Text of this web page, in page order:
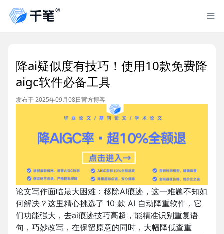
降ai疑似度有技巧！使用10款免费降
aigc软件必备工具
发布于 2025年09月08日官方博客
论文写作面临最大困难：移除AI痕迹，这一难题不知如
何解决？这里精心挑选了 10 款 AI 自动降重软件，它
们功能强大，去ai痕迹技巧高超，能精准识别重复语
句，巧妙改写，在保留原意的同时，大幅降低查重